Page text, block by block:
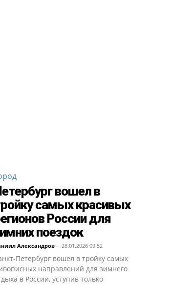
вошел в
самых красивых
России для
поездок
Александров - 28.01.2026 09:52
Петербург вошел в тройку самых
направлений для зимнего
в России, уступив только